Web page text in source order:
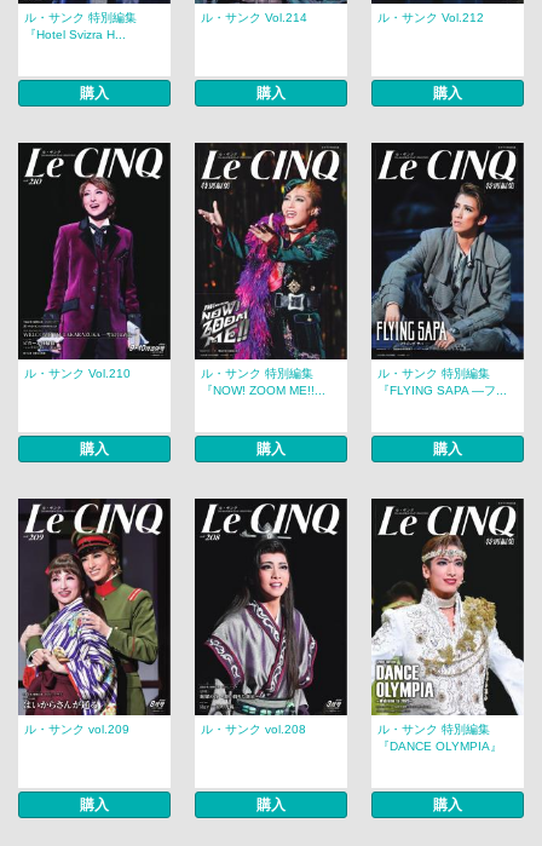
ル・サンク 特別編集
『Hotel Svizra H...
購入
ル・サンク Vol.214
購入
ル・サンク Vol.212
購入
ル・サンク Vol.210
購入
ル・サンク 特別編集
『NOW! ZOOM ME!!...
購入
ル・サンク 特別編集
『FLYING SAPA ―フ...
購入
ル・サンク vol.209
購入
ル・サンク vol.208
購入
ル・サンク 特別編集
『DANCE OLYMPIA』
購入